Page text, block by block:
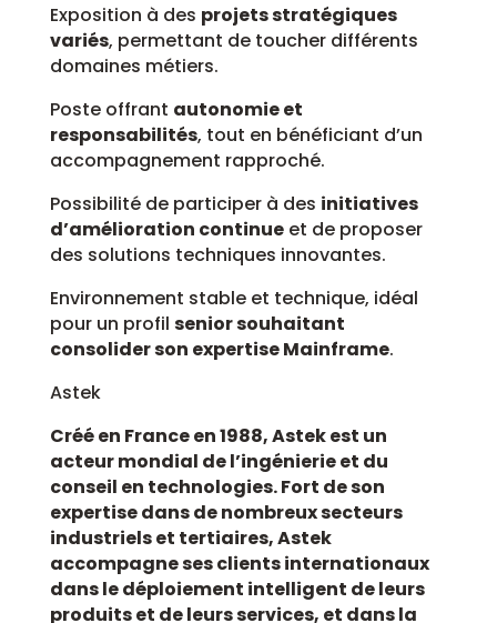
Exposition à des projets stratégiques
variés, permettant de toucher différents
domaines métiers.
Poste offrant autonomie et
responsabilités, tout en bénéficiant d’un
accompagnement rapproché.
Possibilité de participer à des initiatives
d’amélioration continueet de proposer
des solutions techniques innovantes.
Environnement stable et technique, idéal
pour un profil senior souhaitant
consolider son expertise Mainframe.
Astek
Créé en France en 1988, Astek est un
acteur mondial de l’ingénierie et du
conseil en technologies. Fort de son
expertise dans de nombreux secteurs
industriels et tertiaires, Astek
accompagne ses clients internationaux
dans le déploiement intelligent de leurs
produits et de leurs services, et dans la